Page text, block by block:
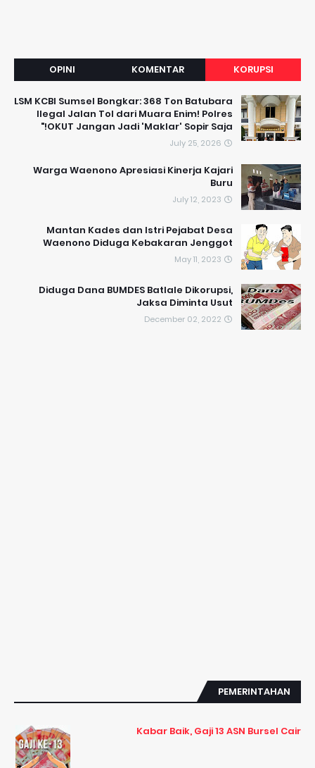
KORUPSI
KOMENTAR
OPINI
LSM KCBI Sumsel Bongkar: 368 Ton Batubara
Ilegal Jalan Tol dari Muara Enim! Polres
OKUT Jangan Jadi 'Maklar' Sopir Saja!"
July 25, 2026
Warga Waenono Apresiasi Kinerja Kajari
Buru
July 12, 2023
Mantan Kades dan Istri Pejabat Desa
Waenono Diduga Kebakaran Jenggot
May 11, 2023
Diduga Dana BUMDES Batlale Dikorupsi,
Jaksa Diminta Usut
December 02, 2022
PEMERINTAHAN
Kabar Baik, Gaji 13 ASN Bursel Cair